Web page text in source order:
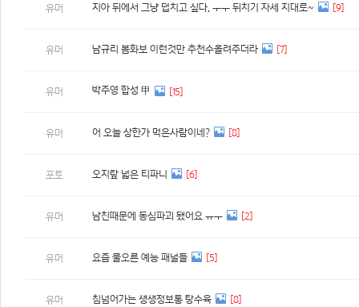
유머 지아 뒤에서 그냥 덥치고 싶다. ㅜㅜ 뒤치기 자세 지대로~ [9]
유머 남규리 봄화보 이런것만 추천수올려주더라 [7]
유머 박주영 합성 甲 [15]
유머 어 오늘 상한가 먹은사람이네? [8]
포토 오지랖 넓은 티파니 [6]
유머 남친때문에 동심파괴 됐어요 ㅠㅜ [2]
유머 요즘 물오른 예능 패널들 [5]
유머 침넘어가는 생생정보통 탕수육 [8]